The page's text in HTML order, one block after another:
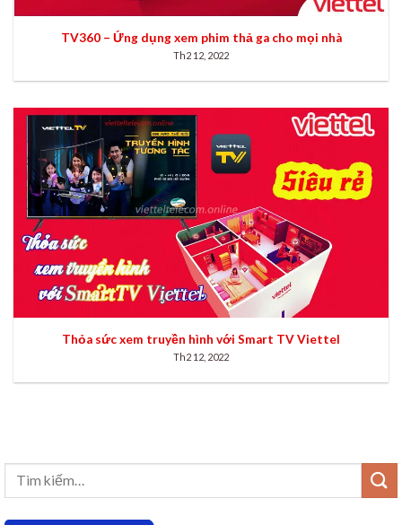
TV360 – Ứng dụng xem phim thả ga cho mọi nhà
Th2 12, 2022
Thỏa sức xem truyền hình với Smart TV Viettel
Th2 12, 2022